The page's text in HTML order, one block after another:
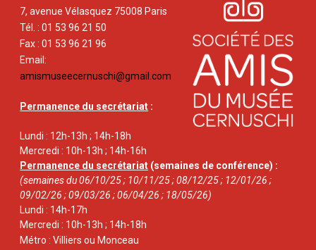
7, avenue Vélasquez 75008 Paris
Tél. : 01 53 96 21 50
Fax : 01 53 96 21 96
Email:
amismuseecernuschi@gmail.com
Permanence du secrétariat :
Lundi : 12h-13h ; 14h-18h
Mercredi : 10h-13h ; 14h-16h
Permanence du secrétariat (semaines de conférence) :
(semaines du 06/10/25 ; 10/11/25 ; 08/12/25 ; 12/01/26 ;
09/02/26 ; 09/03/26 ; 06/04/26 ; 18/05/26)
Lundi : 14h-17h
Mercredi : 10h-13h ; 14h-18h
Métro : Villiers ou Monceau